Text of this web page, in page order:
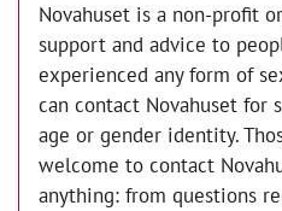
Novahuset is a non-profit
support and advice to
experienced any form of
can contact Novahuset for
age or gender identity.
welcome to contact
anything: from questions